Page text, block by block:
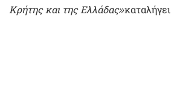
Κρήτης και της Ελλάδας»